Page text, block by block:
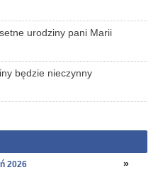
urodziny pani Marii
będzie nieczynny
2026
»